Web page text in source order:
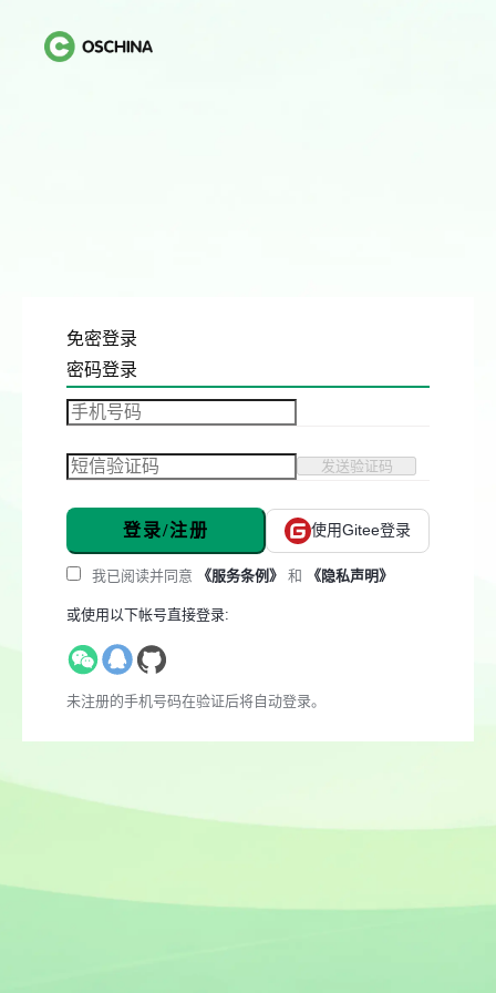
免密登录
密码登录
发送验证码
登录/注册 使用Gitee登录
我已阅读并同意 《服务条例》 和 《隐私声明》
或使用以下帐号直接登录:
未注册的手机号码在验证后将自动登录。